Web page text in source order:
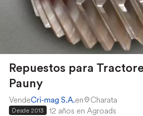
Repuestos para
Pauny
VendeCri-mag S.A.en Charata
Desde 2013 12 años en Agroads